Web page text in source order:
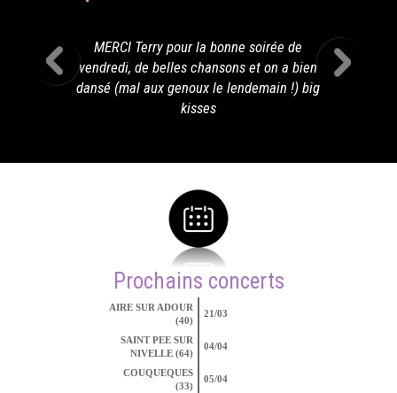
MERCI Terry pour la bonne soirée de
vendredi, de belles chansons et on a bien
dansé (mal aux genoux le lendemain !) big
kisses
Prochains concerts
AIRE SUR ADOUR
(40)
21/03
SAINT PEE SUR
NIVELLE (64)
04/04
COUQUEQUES
(33)
05/04